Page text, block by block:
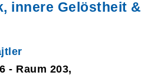
innere Gelöstheit &
- Raum 203,